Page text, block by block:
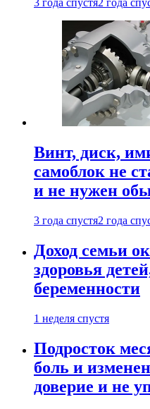
3 года спустя2 года
Винт, диск,
самоблок не
и не нужен
3 года спустя2 года
Доход семьи
здоровья
беременности
1 неделя спустя
Подросток
боль и
доверие и не